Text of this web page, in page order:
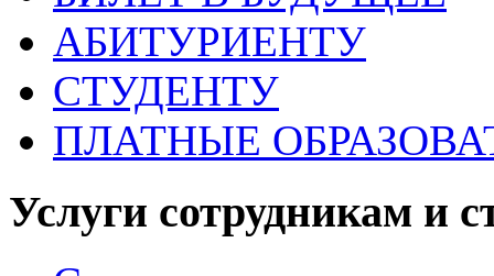
АБИТУРИЕНТУ
СТУДЕНТУ
ПЛАТНЫЕ
Услуги сотрудникам и